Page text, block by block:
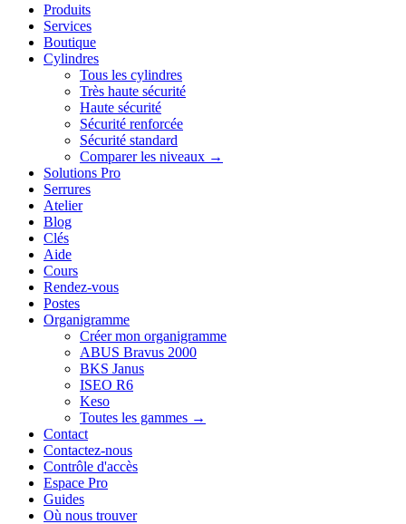
Produits
Services
Boutique
Cylindres
Tous les cylindres
Très haute sécurité
Haute sécurité
Sécurité renforcée
Sécurité standard
Comparer les niveaux →
Solutions Pro
Serrures
Atelier
Blog
Clés
Aide
Cours
Rendez-vous
Postes
Organigramme
Créer mon organigramme
ABUS Bravus 2000
BKS Janus
ISEO R6
Keso
Toutes les gammes →
Contact
Contactez-nous
Contrôle d'accès
Espace Pro
Guides
Où nous trouver